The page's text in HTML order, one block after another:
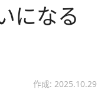
になる
作成: 2025.10.29